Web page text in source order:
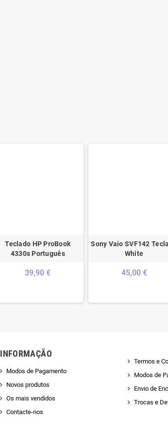
Teclado HP ProBook
4330s Português
39,90 €
Sony Vaio SVF142
White
45,00 €
INFORMAÇÃO
Modos de Pagamento
Novos produtos
Os mais vendidos
Contacte-nos
Termos e
Modos de
Envio de
Trocas e